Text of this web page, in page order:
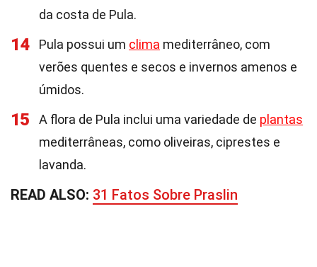
da costa de Pula.
14 Pula possui um clima mediterrâneo, com
verões quentes e secos e invernos amenos e
úmidos.
15 A flora de Pula inclui uma variedade de plantas
mediterrâneas, como oliveiras, ciprestes e
lavanda.
READ ALSO: 31 Fatos Sobre Praslin